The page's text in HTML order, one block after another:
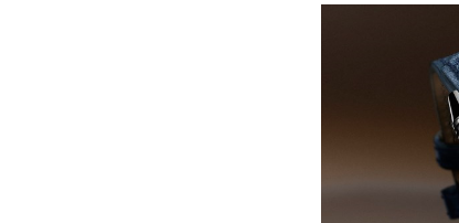
黑龙江省鹤岗市向阳区红军路
黑龙江省黑河市爱辉区中央街
黑龙江省鸡西市鸡冠区红军路
黑龙江省佳木斯市向阳区长安
黑龙江省牡丹江市东安区太平
黑龙江省七台河市桃山区大同
黑龙江省齐齐哈尔市龙沙区龙